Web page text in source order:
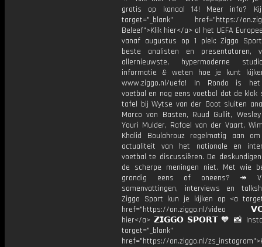
gratis op kanaal 14! Meer info?
target="_blank" href="https://
Beleef">Klik hier</a> al het UEFA
vanaf augustus op 1 plek: Ziggo
beste analisten en presentatoren,
allernieuwste, hypermoderne
informatie & weten hoe je kunt
www.ziggo.nl/uefa! In Rondo is
voetbal en nog eens voetbal dat de klok
tafel bij Wytse van der Goot sluiten
Marco van Basten, Ruud Gullit,
Youri Mulder, Rafael van der Vaart,
Khalid Boulahrouz regelmatig aan
actualiteit van het nationale en
voetbal te discussiëren. De
de scherpe meningen niet. Met wie
grondig eens of oneens? ↠
samenvattingen, interviews en
Ziggo Sport kun je kijken op <a
href="https://on.ziggo.nl/video
hier</a> 𝗭𝗜𝗚𝗚𝗢 𝗦𝗣𝗢𝗥𝗧 🧡 📸
target="_blank"
href="https://on.ziggo.nl/